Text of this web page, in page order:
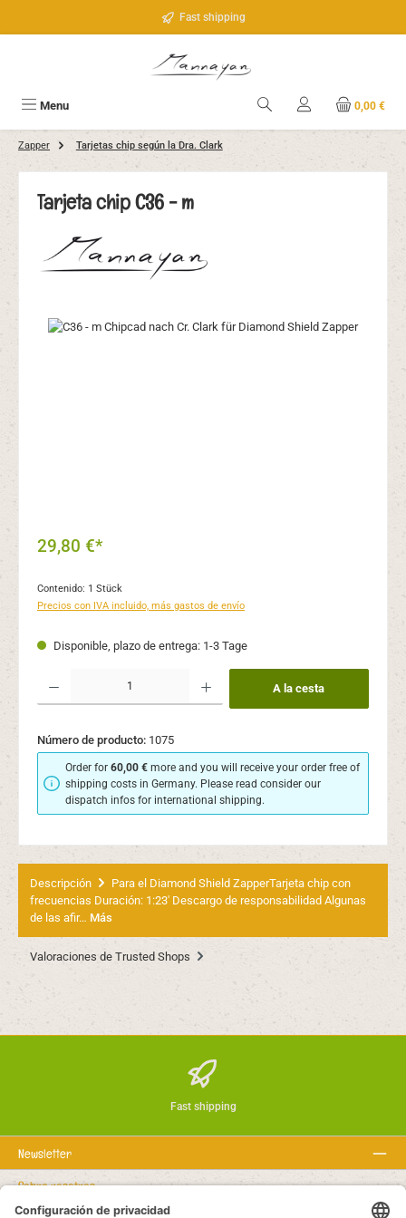
Fast shipping
Menu 0,00 €
Zapper Tarjetas chip según la Dra. Clark
Tarjeta chip C36 - m
Omitir galería de imágenes
29,80 €*
Contenido: 1 Stück
Precios con IVA incluido, más gastos de envío
Disponible, plazo de entrega: 1-3 Tage
Cantidad del producto: introduce la cantidad deseada o usa los botones para
A la cesta
Número de producto: 1075
Order for60,00 € more and you will receive your order free of
shipping costs in Germany. Please read consider our
dispatch infos for international shipping.
Descripción
Para el Diamond Shield ZapperTarjeta chip con
frecuencias Duración: 1:23' Descargo de responsabilidad Algunas
de las afir… Más
Valoraciones de Trusted Shops
Fast shipping
Newsletter
Sobre nosotros